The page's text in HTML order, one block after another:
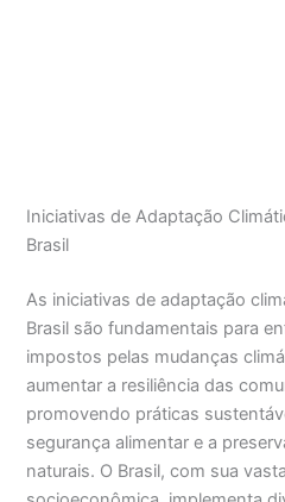
Iniciativas de Adaptação
Brasil
As iniciativas de adaptação
Brasil são fundamentais para
impostos pelas mudanças
aumentar a resiliência das
promovendo práticas
segurança alimentar e a
naturais. O Brasil, com sua